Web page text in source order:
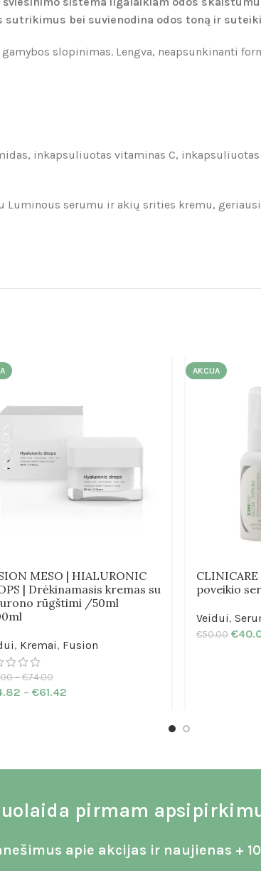
bei suvienodina odos toną ir
slopinimas. Lengva, neapsunkinanti
inkapsuliuotas vitaminas C,
Luminous serumu ir akių srities kremu,
MESO | HIALURONIC
| Drėkinamasis kremas su
rūgštimi /50ml
, Kremai, Fusion
–€74.00
– €61.42
AKCIJA
poveikio
Veidui,
€50.00 €
pirmam
apie akcijas ir naujienas +